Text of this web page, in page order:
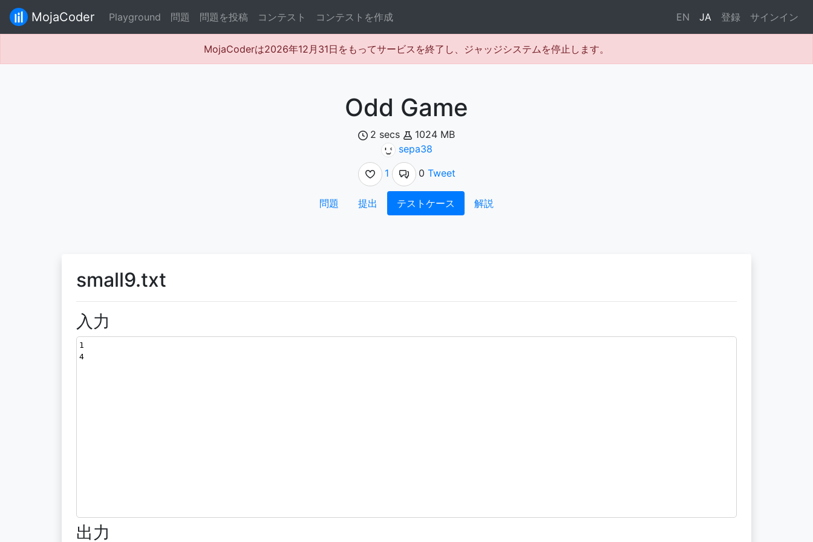
MojaCoder Playground 問題 問題を投稿 コンテスト コンテストを作成 EN JA 登録 サインイン
MojaCoderは2026年12月31日をもってサービスを終了し、ジャッジシステムを停止します。
Odd Game
2 secs
1024 MB
sepa38
1
0 Tweet
問題 提出 テストケース 解説
small9.txt
入力
1
4
出力